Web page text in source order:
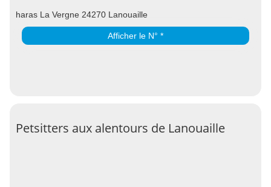
haras La Vergne 24270 Lanouaille
Afficher le N° *
Petsitters aux alentours de Lanouaille